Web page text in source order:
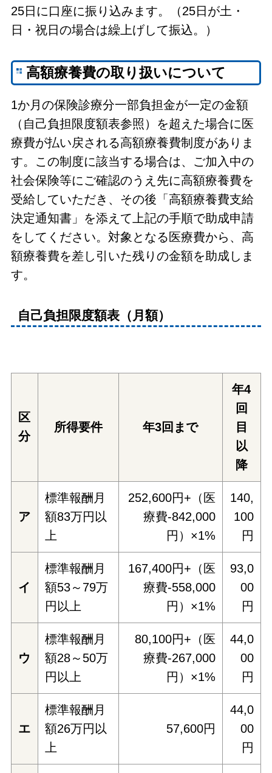
25日に口座に振り込みます。（25日が土・
日・祝日の場合は繰上げして振込。）
高額療養費の取り扱いについて
1か月の保険診療分一部負担金が一定の金額
（自己負担限度額表参照）を超えた場合に医
療費が払い戻される高額療養費制度がありま
す。この制度に該当する場合は、ご加入中の
社会保険等にご確認のうえ先に高額療養費を
受給していただき、その後「高額療養費支給
決定通知書」を添えて上記の手順で助成申請
をしてください。対象となる医療費から、高
額療養費を差し引いた残りの金額を助成しま
す。
自己負担限度額表（月額）
区
分
所得要件 年3回まで
年4
回
目
以
降
ア
標準報酬月
額83万円以
上
252,600円+（医
療費-842,000
円）×1%
140,
100
円
イ
標準報酬月
額53～79万
円以上
167,400円+（医
療費-558,000
円）×1%
93,0
00
円
ウ
標準報酬月
額28～50万
円以上
80,100円+（医
療費-267,000
円）×1%
44,0
00
円
エ
標準報酬月
額26万円以
上
57,600円
44,0
00
円